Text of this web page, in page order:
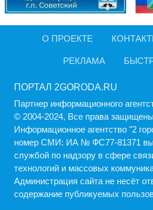
О ПРОЕКТЕ
РЕКЛАМА
ПОРТАЛ 2GORODA.RU
Партнер информационного
© 2004-2024, Все права
Информационное агентство "2
номер СМИ: ИА № ФС77-81371
службой по надзору в сфере
технологий и массовых
Администрация cайта не несёт
содержание публикуемых